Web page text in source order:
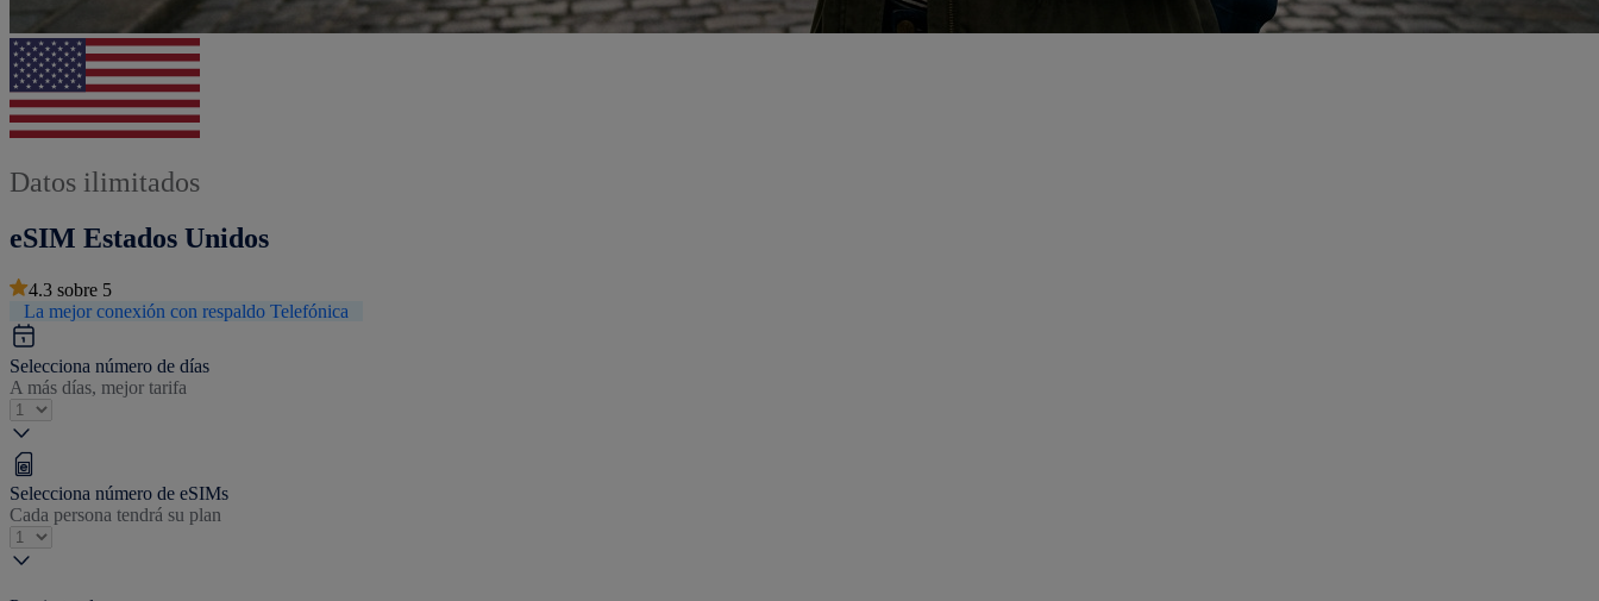
Datos ilimitados
eSIM Estados Unidos
4.3 sobre 5
La mejor conexión con respaldo Telefónica
Selecciona número de días
A más días, mejor tarifa
Selecciona número de eSIMs
Cada persona tendrá su plan